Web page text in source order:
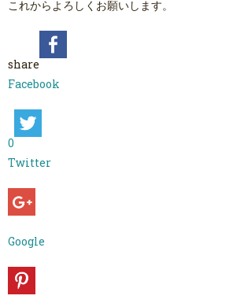
これからよろしくお願いします。
share
Facebook
0
Twitter
Google